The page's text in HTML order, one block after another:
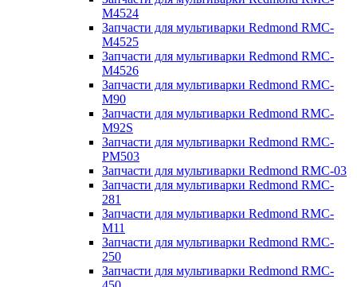
M4524
Запчасти для мультиварки Redmond RMC-
M4525
Запчасти для мультиварки Redmond RMC-
M4526
Запчасти для мультиварки Redmond RMC-
M90
Запчасти для мультиварки Redmond RMC-
M92S
Запчасти для мультиварки Redmond RMC-
PM503
Запчасти для мультиварки Redmond RMC-03
Запчасти для мультиварки Redmond RMC-
281
Запчасти для мультиварки Redmond RMC-
M11
Запчасти для мультиварки Redmond RMC-
250
Запчасти для мультиварки Redmond RMC-